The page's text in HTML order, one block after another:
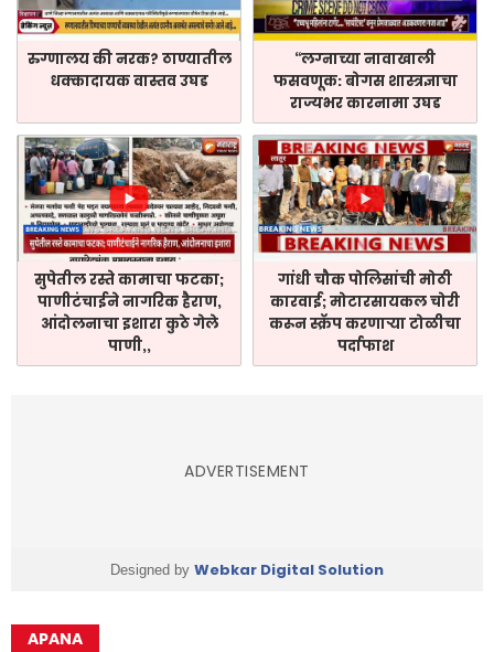
रुग्णालय की नरक? ठाण्यातील
धक्कादायक वास्तव उघड
“लग्नाच्या नावाखाली
फसवणूक: बोगस शास्त्रज्ञाचा
राज्यभर कारनामा उघड
सुपेतील रस्ते कामाचा फटका;
पाणीटंचाईने नागरिक हैराण,
आंदोलनाचा इशारा कुठे गेले
पाणी,,
गांधी चौक पोलिसांची मोठी
कारवाई; मोटारसायकल चोरी
करून स्क्रॅप करणाऱ्या टोळीचा
पर्दाफाश
ADVERTISEMENT
Designed by Webkar Digital Solution
APANA